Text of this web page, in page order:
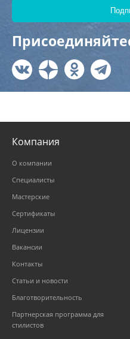
Компания
О компании
Специалисты
Мастерские
Сертификаты
Лицензии
Вакансии
Контакты
Статьи и новости
Благотворительность
Партнерская программа для
стилистов